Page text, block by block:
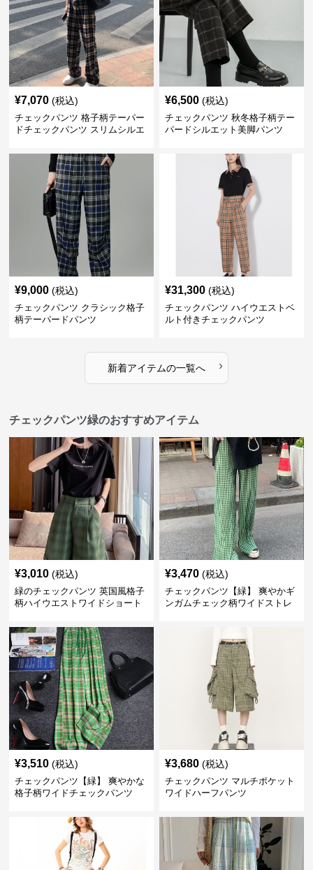
¥7,070 (税込)
チェックパンツ 格子柄テーパー
ドチェックパンツ スリムシルエ
¥6,500 (税込)
チェックパンツ 秋冬格子柄テー
パードシルエット美脚パンツ
¥9,000 (税込)
チェックパンツ クラシック格子
柄テーパードパンツ
¥31,300 (税込)
チェックパンツ ハイウエストベ
ルト付きチェックパンツ
新着アイテムの一覧へ ›
チェックパンツ緑のおすすめアイテム
¥3,010 (税込)
緑のチェックパンツ 英国風格子
柄ハイウエストワイドショート
¥3,470 (税込)
チェックパンツ【緑】 爽やかギ
ンガムチェック柄ワイドストレ
¥3,510 (税込)
チェックパンツ【緑】 爽やかな
格子柄ワイドチェックパンツ
¥3,680 (税込)
チェックパンツ マルチポケット
ワイドハーフパンツ